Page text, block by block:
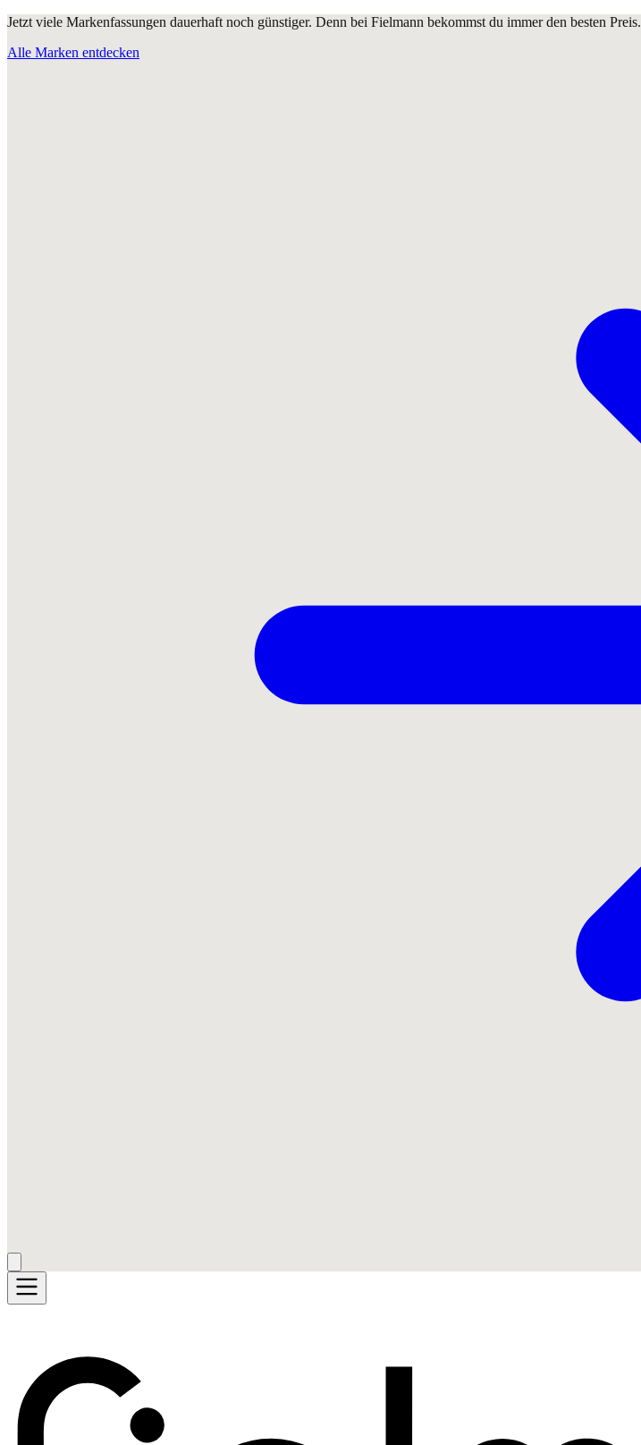
Jetzt viele Markenfassungen dauerhaft noch günstiger. Denn bei Fielmann bekommst du immer den besten Preis.
Alle Marken entdecken